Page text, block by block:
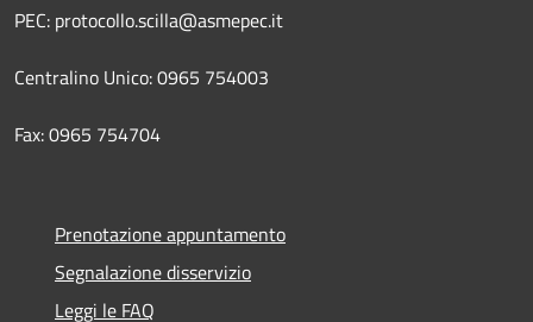
PEC: protocollo.scilla@asmepec.it
Centralino Unico: 0965 754003
Fax: 0965 754704
Prenotazione appuntamento
Segnalazione disservizio
Leggi le FAQ